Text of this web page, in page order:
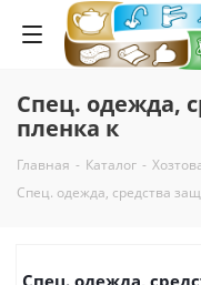
Спец. одежда,
пленка к
Главная - Каталог -
Спец. одежда, средства
Спец. одежда,